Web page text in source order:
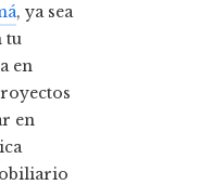
, ya sea
tu
en
en